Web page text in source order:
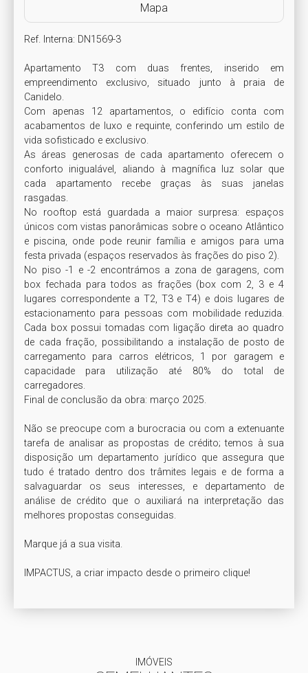
Mapa
Ref. Interna: DN1569-3
Apartamento T3 com duas frentes, inserido em
empreendimento exclusivo, situado junto à praia de
Canidelo.
Com apenas 12 apartamentos, o edifício conta com
acabamentos de luxo e requinte, conferindo um estilo de
vida sofisticado e exclusivo.
As áreas generosas de cada apartamento oferecem o
conforto inigualável, aliando à magnífica luz solar que
cada apartamento recebe graças às suas janelas
rasgadas.
No rooftop está guardada a maior surpresa: espaços
únicos com vistas panorâmicas sobre o oceano Atlântico
e piscina, onde pode reunir família e amigos para uma
festa privada (espaços reservados às frações do piso 2).
No piso -1 e -2 encontrámos a zona de garagens, com
box fechada para todos as frações (box com 2, 3 e 4
lugares correspondente a T2, T3 e T4) e dois lugares de
estacionamento para pessoas com mobilidade reduzida.
Cada box possui tomadas com ligação direta ao quadro
de cada fração, possibilitando a instalação de posto de
carregamento para carros elétricos, 1 por garagem e
capacidade para utilização até 80% do total de
carregadores.
Final de conclusão da obra: março 2025.
Não se preocupe com a burocracia ou com a extenuante
tarefa de analisar as propostas de crédito; temos à sua
disposição um departamento jurídico que assegura que
tudo é tratado dentro dos trâmites legais e de forma a
salvaguardar os seus interesses, e departamento de
análise de crédito que o auxiliará na interpretação das
melhores propostas conseguidas.
Marque já a sua visita.
IMPACTUS, a criar impacto desde o primeiro clique!
IMÓVEIS